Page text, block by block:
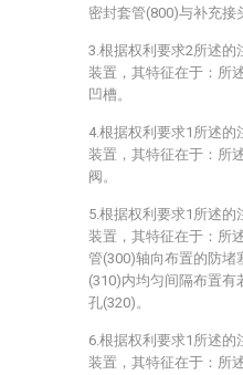
密封套管(800)与补充接
3.根据权利要求2所述的
装置，其特征在于：所
凹槽。
4.根据权利要求1所述
装置，其特征在于：所
阀。
5.根据权利要求1所述
装置，其特征在于：所
管(300)轴向布置的防堵
(310)内均匀间隔布置有
孔(320)。
6.根据权利要求1所述
装置，其特征在于：所